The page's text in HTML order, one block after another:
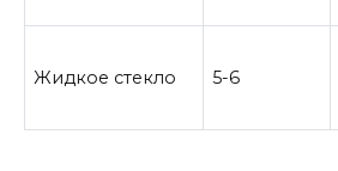
Жидкое стекло 5-6